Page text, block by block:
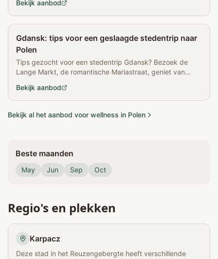
Bekijk aanbod
Gdansk: tips voor een geslaagde stedentrip naar
Polen
Tips gezocht voor een stedentrip Gdansk? Bezoek de
Lange Markt, de romantische Mariastraat, geniet van
Bekijk aanbod
Bekijk al het aanbod voor wellness in Polen
Beste maanden
May Jun Sep Oct
Regio's en plekken
Karpacz
Deze stad in het Reuzengebergte heeft verschillende